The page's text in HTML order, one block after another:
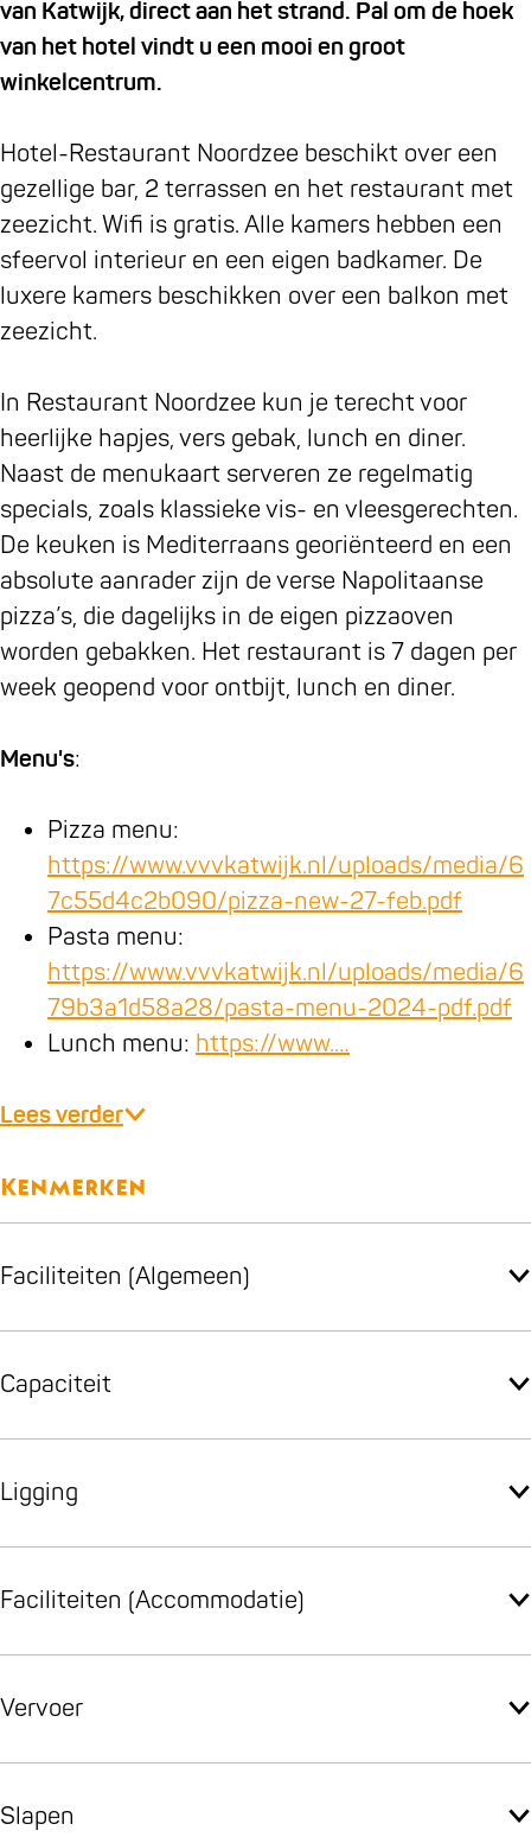
e
s
t
u
r
a
n
t
o
r
d
z
e
e
-
R
e
t
a
u
r
a
N
o
o
r
d
z
e
e
l
-
R
s
t
a
u
r
t
N
o
o
r
d
z
e
e
e
s
t
u
r
a
n
t
N
o
r
d
z
e
e
e
l
-
e
s
t
a
u
n
t
N
o
o
r
d
z
e
b
o
o
H
o
t
e
l
-
e
s
t
a
u
r
a
n
t
o
a
g
r
m
H
o
t
e
l
R
e
s
t
a
u
r
a
n
N
o
r
d
z
e
e
van Katwijk, direct aan het strand. Pal om de hoek
van het hotel vindt u een mooi en groot
winkelcentrum.
Hotel-Restaurant Noordzee beschikt over een
gezellige bar, 2 terrassen en het restaurant met
zeezicht. Wifi is gratis. Alle kamers hebben een
sfeervol interieur en een eigen badkamer. De
luxere kamers beschikken over een balkon met
zeezicht.
In Restaurant Noordzee kun je terecht voor
heerlijke hapjes, vers gebak, lunch en diner.
Naast de menukaart serveren ze regelmatig
specials, zoals klassieke vis- en vleesgerechten.
De keuken is Mediterraans georiënteerd en een
absolute aanrader zijn de verse Napolitaanse
pizza’s, die dagelijks in de eigen pizzaoven
worden gebakken. Het restaurant is 7 dagen per
week geopend voor ontbijt, lunch en diner.
Menu's:
Pizza menu:
https://www.vvvkatwijk.nl/uploads/media/6
7c55d4c2b090/pizza-new-27-feb.pdf
Pasta menu:
https://www.vvvkatwijk.nl/uploads/media/6
79b3a1d58a28/pasta-menu-2024-pdf.pdf
Lunch menu: https://www.…
Lees verder
Kenmerken
Faciliteiten (Algemeen)
Capaciteit
Ligging
Faciliteiten (Accommodatie)
Vervoer
Slapen